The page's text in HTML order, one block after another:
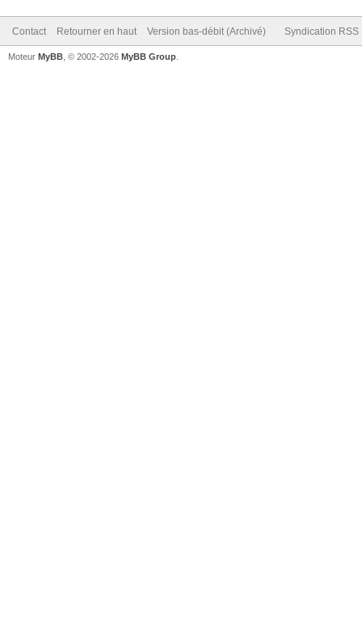
Contact Retourner en haut Version bas-débit (Archivé) Syndication RSS
Moteur MyBB , © 2002-2026 MyBB Group